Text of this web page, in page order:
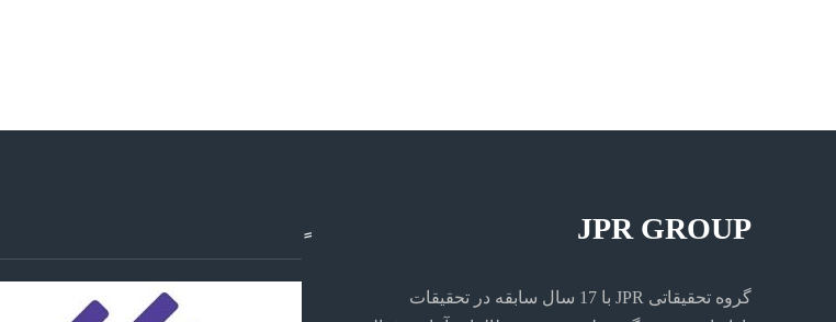
JPR GROUP
گروه تحقیقاتی JPR با 17 سال سابقه در تحقیقات